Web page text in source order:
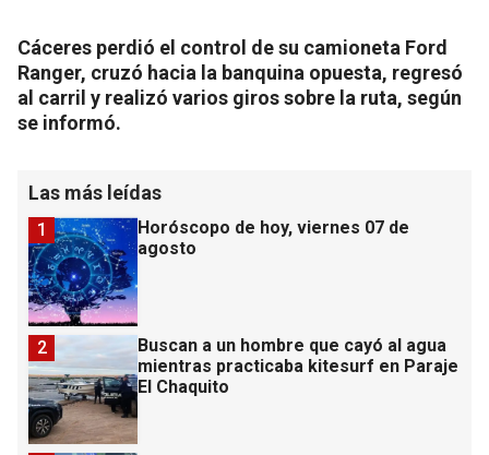
Cáceres perdió el control de su camioneta Ford
Ranger, cruzó hacia la banquina opuesta, regresó
al carril y realizó varios giros sobre la ruta, según
se informó.
Las más leídas
Horóscopo de hoy, viernes 07 de
agosto
1
Buscan a un hombre que cayó al agua
mientras practicaba kitesurf en Paraje
El Chaquito
2